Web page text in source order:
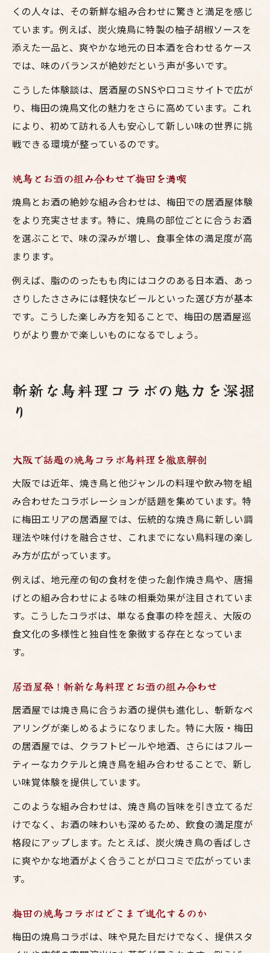
くの人々は、その新鮮な組み合わせに驚きと満足を感じ
ています。例えば、炭火焼鳥に特製の柚子胡椒ソースを
添えた一品と、爽やかな地元の日本酒を合わせるケース
では、味のバランスが絶妙だという声が多いです。
こうした体験談は、居酒屋のSNSや口コミサイトで広が
り、梅田の焼鳥文化の魅力をさらに高めています。これ
により、初めて訪れる人も安心して新しい味の世界に挑
戦できる環境が整っているのです。
焼鳥とお酒の組み合わせで梅田を満喫
焼鳥とお酒の絶妙な組み合わせは、梅田での居酒屋体験
をより充実させます。特に、焼鳥の部位ごとに合うお酒
を選ぶことで、味の深みが増し、食事全体の満足度が高
まります。
例えば、脂ののったもも肉にはコクのある日本酒、あっ
さりしたささみには軽快なビールといった選び方が基本
です。こうした楽しみ方を知ることで、梅田の居酒屋巡
りがより豊かで楽しいものになるでしょう。
斬新な鳥料理コラボの魅力を深掘
り
大阪で話題の焼鳥コラボ鳥料理を徹底解剖
大阪では近年、焼き鳥と他ジャンルの料理や飲み物を組
み合わせたコラボレーションが話題を集めています。特
に梅田エリアの居酒屋では、伝統的な焼き鳥に新しい調
理法や味付けを融合させ、これまでにない鳥料理の楽し
み方が広がっています。
例えば、地元産の旬の食材を使った創作焼き鳥や、唐揚
げとの組み合わせによる味の相乗効果が注目されていま
す。こうしたコラボは、単なる食事の枠を超え、大阪の
食文化の多様性と独自性を象徴する存在となっていま
す。
居酒屋発！斬新な鳥料理とお酒の組み合わせ
居酒屋では焼き鳥に合うお酒の提供も進化し、斬新なペ
アリングが楽しめるようになりました。特に大阪・梅田
の居酒屋では、クラフトビールや地酒、さらにはフルー
ティーなカクテルと焼き鳥を組み合わせることで、新し
い味覚体験を提供しています。
このような組み合わせは、焼き鳥の旨味を引き立てるだ
けでなく、お酒の味わいも深めるため、飲食の満足度が
格段にアップします。たとえば、炭火焼き鳥の香ばしさ
に爽やかな地酒がよく合うことが口コミで広がっていま
す。
梅田の焼鳥コラボはどこまで進化するのか
梅田の焼鳥コラボは、味や見た目だけでなく、提供スタ